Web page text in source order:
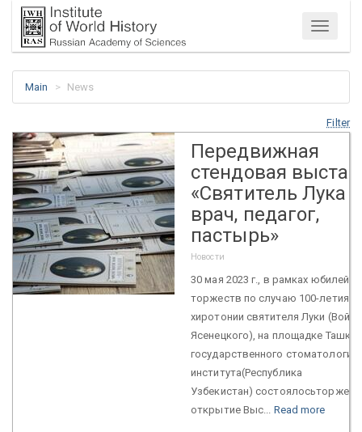
Menu
Main News
Filter
Передвижная
стендовая
«Святитель Лука
врач, педагог,
пастырь»
Новости
30 мая 2023 г., в рамках
торжеств по случаю 100-летия
хиротонии святителя Луки
Ясенецкого), на площадке
государственного
института(Республика
Узбекистан)
открытие Выс... Read more